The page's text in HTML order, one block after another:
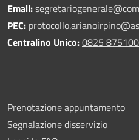
Email:
PEC:
Centralino Unico:0825 875100
Prenotazione appuntamento
Segnalazione disservizio